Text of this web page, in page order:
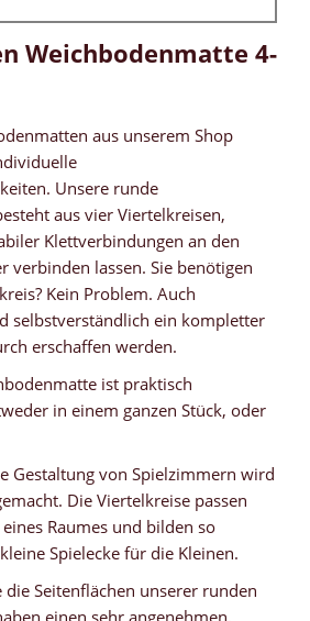
Weichbodenmatte 4-
aus unserem Shop
Unsere runde
aus vier Viertelkreisen,
Klettverbindungen an den
verbinden lassen. Sie benötigen
Kein Problem. Auch
selbstverständlich ein kompletter
erschaffen werden.
ist praktisch
in einem ganzen Stück, oder
Gestaltung von Spielzimmern wird
Die Viertelkreise passen
Raumes und bilden so
Spielecke für die Kleinen.
die Seitenflächen unserer runden